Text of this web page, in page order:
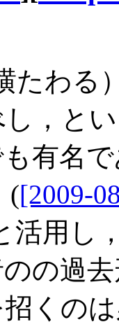
たわる
，と
有名
([2009-
活用し
の過
くの